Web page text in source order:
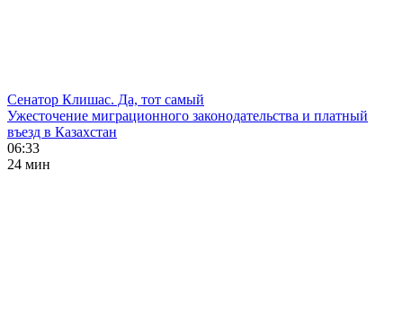
Сенатор Клишас. Да, тот самый
Ужесточение миграционного законодательства и платный
въезд в Казахстан
06:33
24 мин